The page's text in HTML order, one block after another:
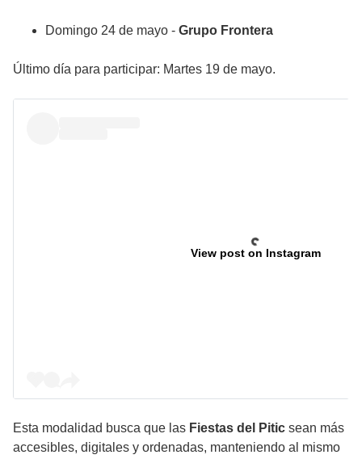
Domingo 24 de mayo - Grupo Frontera
Último día para participar: Martes 19 de mayo.
View post on Instagram
Esta modalidad busca que las Fiestas del Pitic sean más
accesibles, digitales y ordenadas, manteniendo al mismo